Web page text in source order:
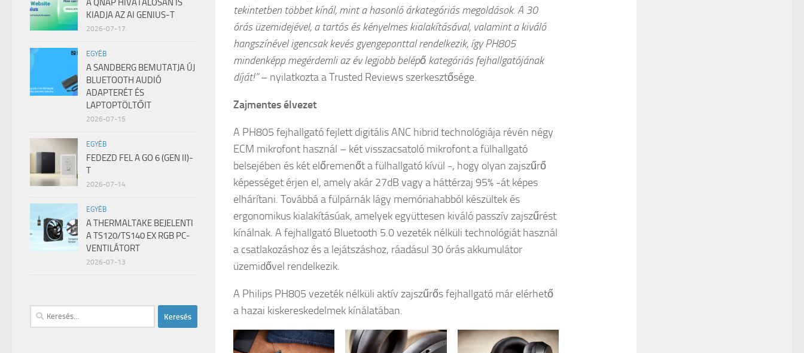
tekintetben többet kínál, mint a hasonló árkategóriás megoldások. A 30
órás üzemidejével, a tartós és kényelmes kialakításával, valamint a kiváló
hangszínével igencsak kevés gyengeponttal rendelkezik, így PH805
mindenképp megérdemli az év legjobb belépő kategóriás fejhallgatójának
díját!”– nyilatkozta a Trusted Reviews szerkesztősége.
Zajmentes élvezet
A PH805 fejhallgató fejlett digitális ANC hibrid technológiája révén négy
ECM mikrofont használ – két visszacsatoló mikrofont a fülhallgató
belsejében és két előremenőt a fülhallgató kívül -, hogy olyan zajszűrő
képességet érjen el, amely akár 27dB vagy a háttérzaj 95% -át képes
elhárítani. Továbbá a fülpárnák lágy memóriahabból készültek és
ergonomikus kialakításúak, amelyek együttesen kiváló passzív zajszűrést
kínálnak. A fejhallgató Bluetooth 5.0 vezeték nélküli technológiát használ
a csatlakozáshoz és a lejátszáshoz, ráadásul 30 órás akkumulátor
üzemidővel rendelkezik.
A Philips PH805 vezeték nélküli aktív zajszűrős fejhallgató már elérhető
a hazai kiskereskedelmek kínálatában.
A QNAP HIVATALOSAN IS
KIADJA AZ AI GENIUS-T
2026-07-17
EGYÉB
A SANDBERG BEMUTATJA ÚJ
BLUETOOTH AUDIÓ
ADAPTERÉT ÉS
LAPTOPTÖLTŐIT
2026-07-15
EGYÉB
FEDEZD FEL A GO 6 (GEN II)-
T
2026-07-14
EGYÉB
A THERMALTAKE BEJELENTI
A TS120/TS140 EX RGB PC-
VENTILÁTORT
2026-07-13
Keresés: